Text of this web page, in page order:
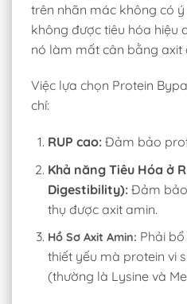
trên nhãn mác không có
không được tiêu hóa hiệu
nó làm mất cân bằng axit
Việc lựa chọn Protein
chí:
RUP cao:Đảm bảo
Khả năng Tiêu Hóa ở
Digestibility):Đảm bảo
thụ được axit amin.
Hồ Sơ Axit Amin: Phải
thiết yếu mà protein vi
(thường là Lysine và